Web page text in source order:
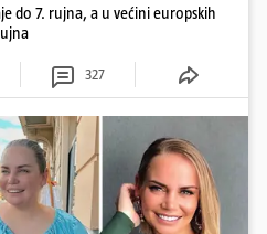
do 7. rujna, a u većini europskih
327